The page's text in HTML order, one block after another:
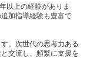
以上の経験がありま
加指導経験も豊富で
。次世代の思考力ある
交流し、頻繁に支援を